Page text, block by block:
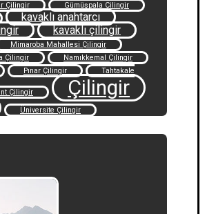
Çilingir
Gümüşpala Çilingir
kavaklı anahtarcı
kavaklı çilingir
Mimaroba Mahallesi Çilingir
Çilingir
Namıkkemal Çilingir
Pınar Çilingir Tahtakale
Çilingir Çilingir
Üniversite Çilingir